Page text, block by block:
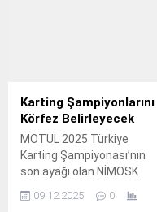
Karting Şampiyonlarını
Körfez Belirleyecek
MOTUL 2025 Türkiye
Karting Şampiyonası’nın
son ayağı olan NİMOSK
tarihlerinde TOSFED Körfez
09.12.2025 0